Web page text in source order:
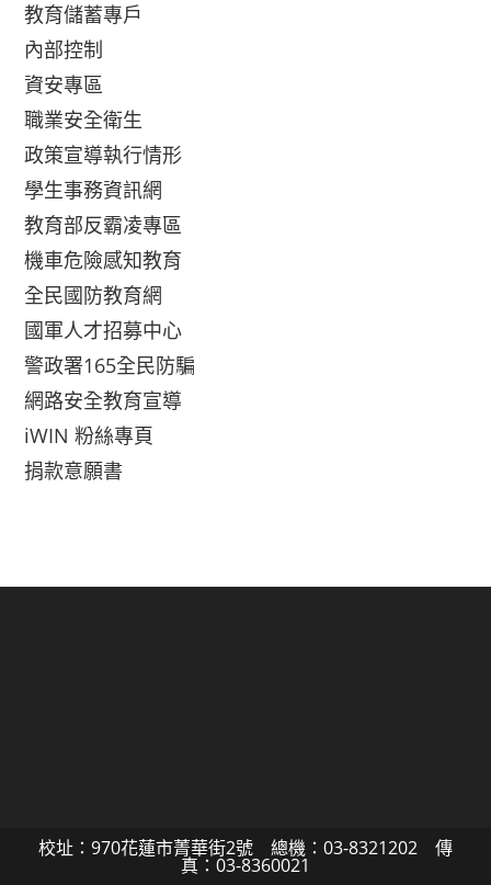
教育儲蓄專戶
內部控制
資安專區
職業安全衛生
政策宣導執行情形
學生事務資訊網
教育部反霸凌專區
機車危險感知教育
全民國防教育網
國軍人才招募中心
警政署165全民防騙
網路安全教育宣導
iWIN 粉絲專頁
捐款意願書
校址：970花蓮市菁華街2號 總機：03-8321202 傳
真：03-8360021